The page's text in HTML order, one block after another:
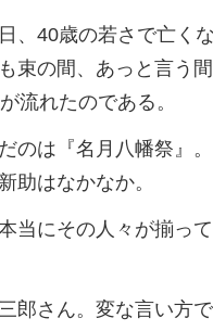
、40歳の若さで亡く
束の間、あっと言う
流れたのである。
のは『名月八幡祭』
助はなかなか。
当にその人々が揃っ
郎さん。変な言い方